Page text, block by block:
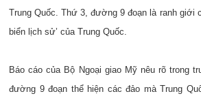
Trung Quốc. Thứ 3, đường 9 đoạn là ranh giới
biển lịch sử’ của Trung Quốc.
Báo cáo của Bộ Ngoại giao Mỹ nêu rõ trong
đường 9 đoạn thể hiện các đảo mà Trung